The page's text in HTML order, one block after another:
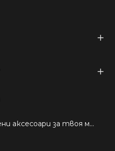
Търсиш качествени аксесоари за твоя модел? Как правилно да защитим новия си смартфон: Ръководство за аксесоари през 2026 г.